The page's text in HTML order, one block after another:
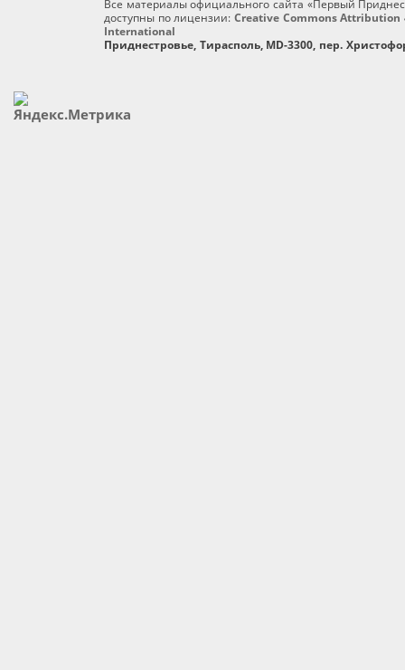
Все материалы официального сайта «Первый
доступны по лицензии: Creative Commons Attribution
International
Приднестровье, Тирасполь, MD-3300, пер.